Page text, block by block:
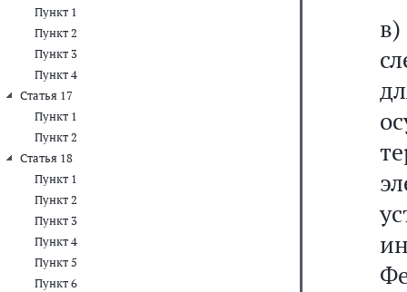
Пункт 1
Пункт 2
Пункт 3
Пункт 4
Статья 17
Пункт 1
Пункт 2
Статья 18
Пункт 1
Пункт 2
Пункт 3
Пункт 4
Пункт 5
Пункт 6